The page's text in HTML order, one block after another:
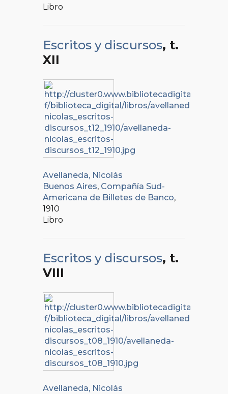
Libro
Escritos y discursos, t.
XII
Avellaneda, Nicolás
Buenos Aires, Compañía Sud-
Americana de Billetes de Banco,
1910
Libro
Escritos y discursos, t.
VIII
Avellaneda, Nicolás